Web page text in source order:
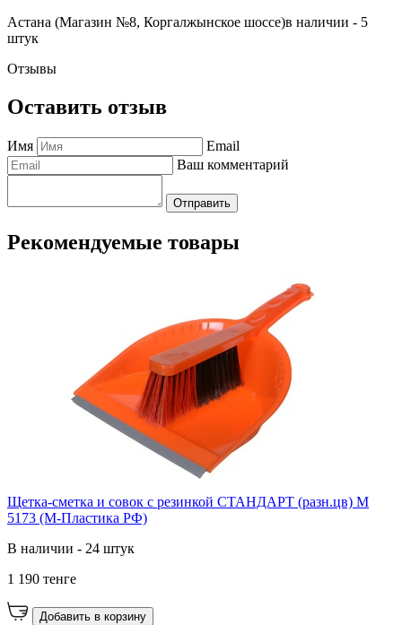
Астана (Магазин №8, Коргалжынское шоссе)в наличии - 5
штук
Отзывы
Оставить отзыв
Имя
Email
Ваш комментарий
Отправить
Рекомендуемые товары
Щетка-сметка и совок с резинкой СТАНДАРТ (разн.цв) М
5173 (М-Пластика РФ)
В наличии - 24 штук
1 190 тенге
Добавить в корзину